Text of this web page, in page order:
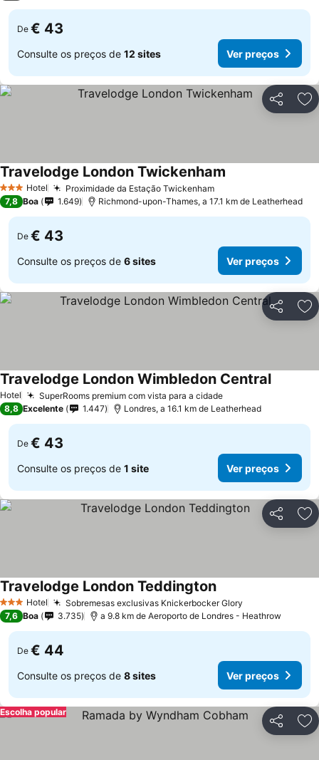
De € 43
Consulte os preços de 12 sites Ver preços
Partilhar
3 EstrelasHotel Proximidade da Estação Twickenham
Travelodge London Twickenham
7,8 Boa 1.649 Richmond-upon-Thames, a 17.1 km de Leatherhead
De € 43
Consulte os preços de 6 sites Ver preços
Partilhar
Hotel SuperRooms premium com vista para a cidade
Travelodge London Wimbledon Central
8,8 Excelente 1.447 Londres, a 16.1 km de Leatherhead
De € 43
Consulte os preços de 1 site Ver preços
Partilhar
3 EstrelasHotel Sobremesas exclusivas Knickerbocker Glory
Travelodge London Teddington
7,6 Boa 3.735 a 9.8 km de Aeroporto de Londres - Heathrow
De € 44
Consulte os preços de 8 sites Ver preços
Partilhar
Escolha popular